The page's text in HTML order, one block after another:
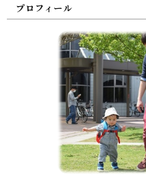
プロフィール